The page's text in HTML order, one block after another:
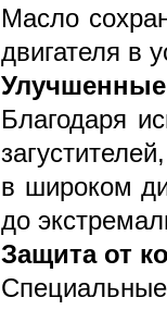
Масло
двигателя в
Улучшенные
Благодаря
в широком
до
Защита от